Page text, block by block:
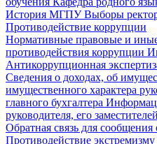
История МГПУВыборы
Противодействие коррупции
Нормативные правовые и
противодействия коррупции
Антикоррупционная
Сведения о доходах, об
имущественного характера
главного бухгалтера
руководителя, его
Обратная связь для
Противодействие